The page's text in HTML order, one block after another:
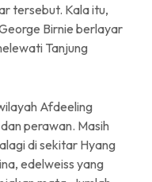
tersebut. Kala itu,
Birnie berlayar
Tanjung
Afdeeling
perawan. Masih
di sekitar Hyang
edelweiss yang